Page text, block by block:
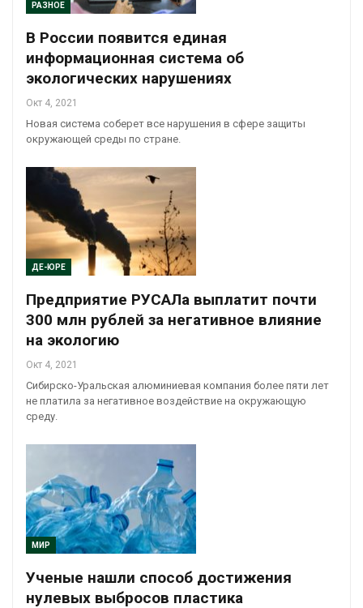
РАЗНОЕ
В России появится единая
информационная система об
экологических нарушениях
Окт 4, 2021
Новая система соберет все нарушения в сфере защиты
окружающей среды по стране.
ДЕ-ЮРЕ
Предприятие РУСАЛа выплатит почти
300 млн рублей за негативное влияние
на экологию
Окт 4, 2021
Сибирско-Уральская алюминиевая компания более пяти лет
не платила за негативное воздействие на окружающую
среду.
МИР
Ученые нашли способ достижения
нулевых выбросов пластика